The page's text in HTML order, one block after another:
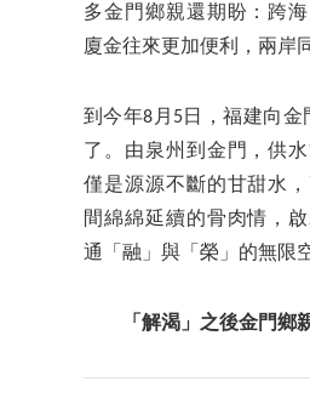
多金門鄉親還期盼：跨海
廈金往來更加便利，兩岸
到今年8月5日，福建向金
了。由泉州到金門，供
僅是源源不斷的甘甜水
間綿綿延續的骨肉情，
通「融」與「榮」的無限
「解渴」之後金門鄉